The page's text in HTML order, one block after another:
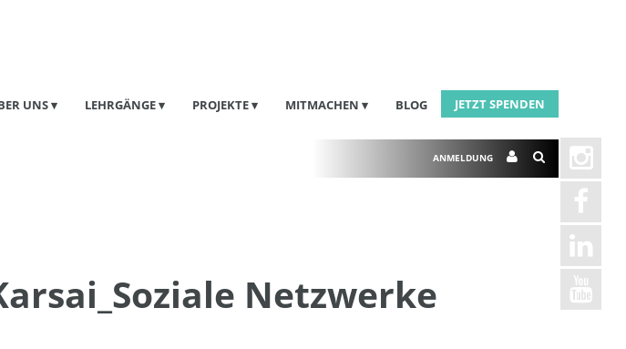
UNS
LEHRGÄNGE PROJEKTE MITMACHEN BLOG JETZT SPENDEN
ANMELDUNG
Netzwerke